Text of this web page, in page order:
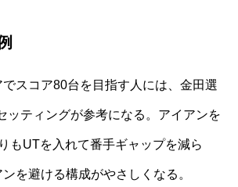
スコア80台を目指す人には、金田選
ッティングが参考になる。アイアンを
もUTを入れて番手ギャップを減ら
を避ける構成がやさしくなる。